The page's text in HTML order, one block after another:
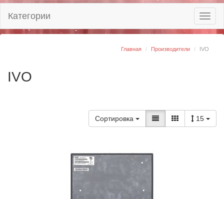
Категории
Главная Производители IVO
IVO
Сортировка 15